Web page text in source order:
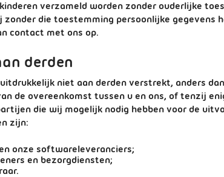
verzameld worden zonder ouderlijke
die toestemming persoonlijke gegevens
contact met ons op.
derden
niet aan derden verstrekt, anders
de overeenkomst tussen u en ons, of tenzij
die wij mogelijk nodig hebben voor de
zijn:
onze softwareleveranciers;
en bezorgdiensten;